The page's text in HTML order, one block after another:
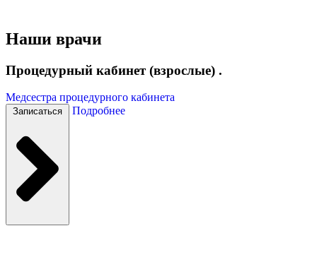
Наши врачи
Процедурный кабинет (взрослые) .
Медсестра процедурного кабинета
Записаться Подробнее